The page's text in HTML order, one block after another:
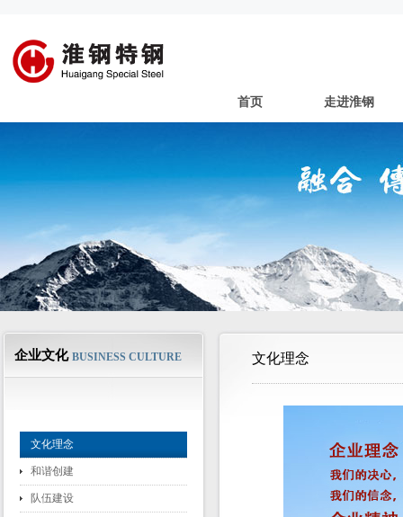
首页 走进淮钢
企业文化 BUSINESS CULTURE
文化理念
和谐创建
队伍建设
文化理念